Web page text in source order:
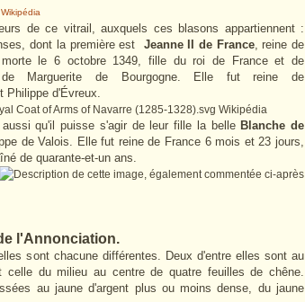
Wikipédia
de ce vitrail, auxquels ces blasons appartiennent :
dont la première est Jeanne II de France, reine de
le 6 octobre 1349, fille du roi de France et de
Marguerite de Bourgogne. Elle fut reine de
Philippe d'Évreux.
Wikipédia
qu'il puisse s'agir de leur fille la belle Blanche de
de Valois. Elle fut reine de France 6 mois et 23 jours,
de quarante-et-un ans.
l'Annonciation.
sont chacune différentes. Deux d'entre elles sont au
du milieu au centre de quatre feuilles de chêne.
au jaune d'argent plus ou moins dense, du jaune